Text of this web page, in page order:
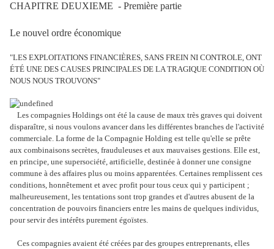
CHAPITRE DEUXIEME - Première partie
Le nouvel ordre économique
"LES EXPLOITATIONS FINANCIÈRES, SANS FREIN NI CONTROLE, ONT
ÉTÉ UNE DES CAUSES PRINCIPALES DE LA TRAGIQUE CONDITION OÙ
NOUS NOUS TROUVONS"
Les compagnies Holdings ont été la cause de maux très graves qui doivent
disparaître, si nous voulons avancer dans les différentes branches de l'activité
commerciale. La forme de la Compagnie Holding est telle qu'elle se prête
aux combinaisons secrètes, frauduleuses et aux mauvaises gestions. Elle est,
en principe, une supersociété, artificielle, destinée à donner une consigne
commune à des affaires plus ou moins apparentées. Certaines remplissent ces
conditions, honnêtement et avec profit pour tous ceux qui y participent ;
malheureusement, les tentations sont trop grandes et d'autres abusent de la
concentration de pouvoirs financiers entre les mains de quelques individus,
pour servir des intérêts purement égoïstes.
Ces compagnies avaient été créées par des groupes entreprenants, elles